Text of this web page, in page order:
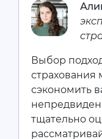
Выбор
страхования
сэкономить
тщательно